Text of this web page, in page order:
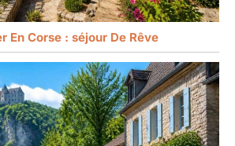
En Corse : séjour De Rêve